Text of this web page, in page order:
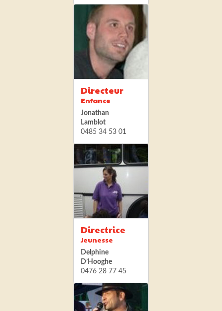
Directeur
Enfance
Jonathan
Lamblot
0485 34 53 01
Directrice
Jeunesse
Delphine
D’Hooghe
0476 28 77 45